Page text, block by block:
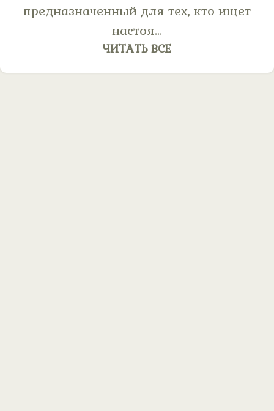
предназначенный для тех, кто ищет
настоя...
ЧИТАТЬ ВСЕ